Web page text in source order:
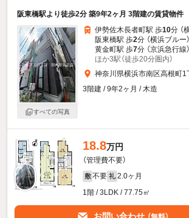
阪東橋駅より徒歩2分 築9年2ヶ月 3階建の賃貸物件
すべての写真
伊勢佐木長者町駅 歩10分 （
阪東橋駅 歩2分 （横浜ブルー）
黄金町駅 歩7分 （京浜急行線）
ほか3駅（徒歩20分圏内）
神奈川県横浜市南区高根町1
3階建 / 9年2ヶ月 / 木造
18.8万円
（管理費不要）
敷 不要 礼 2.0ヶ月
1階 / 3LDK / 77.75㎡
お問い合わせ